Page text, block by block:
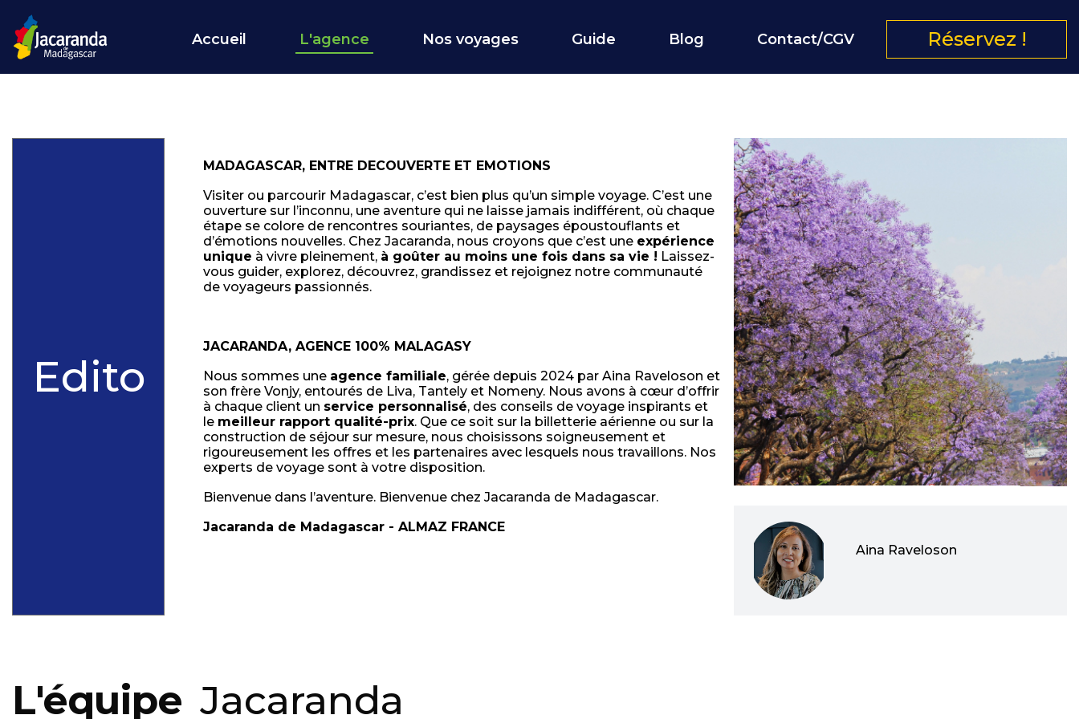
Accueil L'agence Nos voyages Guide Blog Contact/CGV Réservez !
Edito
MADAGASCAR, ENTRE DECOUVERTE ET EMOTIONS
Visiter ou parcourir Madagascar, c’est bien plus qu’un simple voyage. C’est une
ouverture sur l’inconnu, une aventure qui ne laisse jamais indifférent, où chaque
étape se colore de rencontres souriantes, de paysages époustouflants et
d’émotions nouvelles. Chez Jacaranda, nous croyons que c’est une expérience
unique à vivre pleinement, à goûter au moins une fois dans sa vie ! Laissez-
vous guider, explorez, découvrez, grandissez et rejoignez notre communauté
de voyageurs passionnés.
JACARANDA, AGENCE 100% MALAGASY
Nous sommes une agence familiale, gérée depuis 2024 par Aina Raveloson et
son frère Vonjy, entourés de Liva, Tantely et Nomeny. Nous avons à cœur d’offrir
à chaque client un service personnalisé, des conseils de voyage inspirants et
le meilleur rapport qualité-prix. Que ce soit sur la billetterie aérienne ou sur la
construction de séjour sur mesure, nous choisissons soigneusement et
rigoureusement les offres et les partenaires avec lesquels nous travaillons. Nos
experts de voyage sont à votre disposition.
Bienvenue dans l’aventure. Bienvenue chez Jacaranda de Madagascar.
Jacaranda de Madagascar - ALMAZ FRANCE
Aina Raveloson
L'équipe Jacaranda